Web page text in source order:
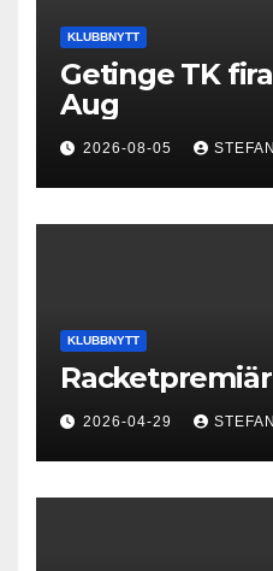
KLUBBNYTT
Getinge TK
Aug
2026-08-05
KLUBBNYTT
Racketpremiär
2026-04-29